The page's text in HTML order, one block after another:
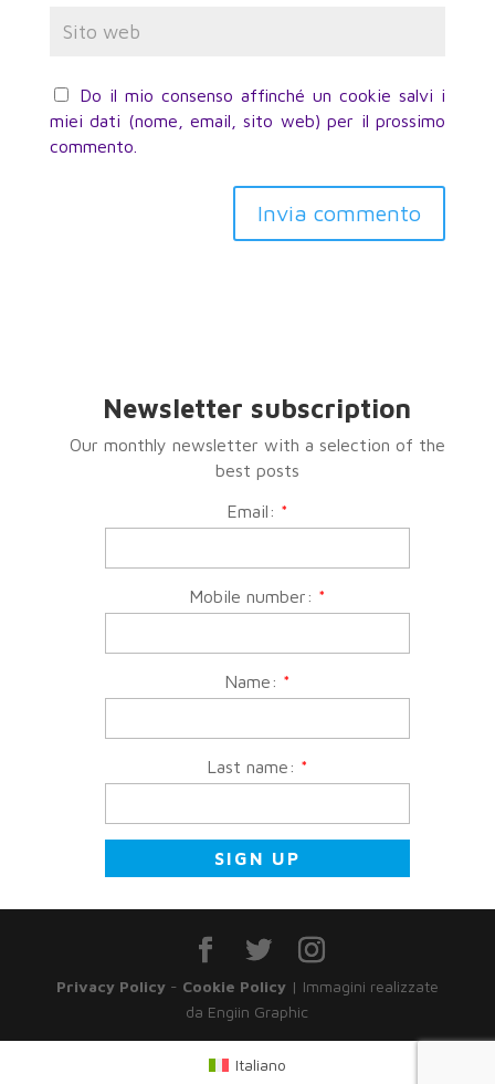
Do il mio consenso affinché un cookie salvi i
miei dati (nome, email, sito web) per il prossimo
commento.
Invia commento
Newsletter subscription
Our monthly newsletter with a selection of the
best posts
Email: *
Mobile number: *
Name: *
Last name: *
Privacy Policy- Cookie Policy| Immagini realizzate
da Engiin Graphic
Italiano